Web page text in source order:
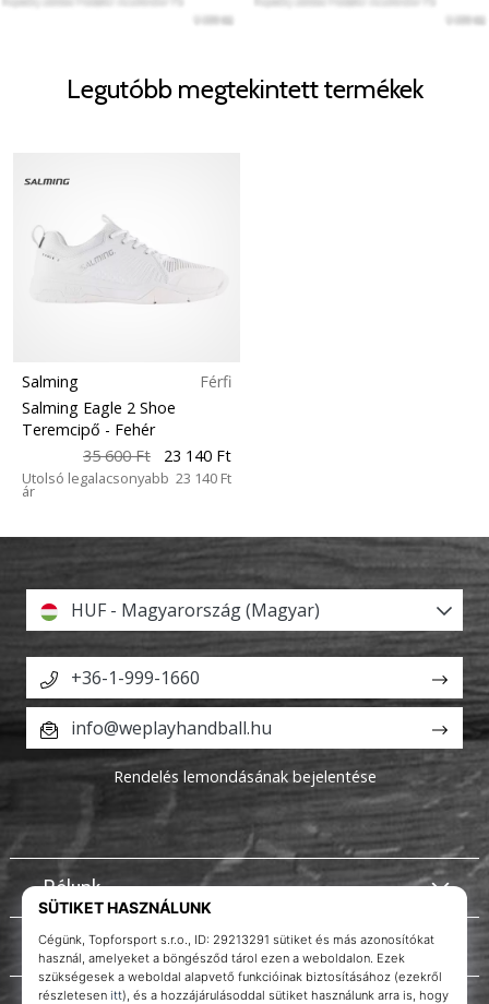
Legutóbb megtekintett termékek
Salming
Férfi
Salming Eagle 2 Shoe
Teremcipő - Fehér
35 600 Ft
23 140 Ft
Utolsó legalacsonyabb
ár
23 140 Ft
Rólunk
Ügyfélszolgálat
HUF - Magyarország (Magyar)
+36-1-999-1660
info@weplayhandball.hu
Rendelés lemondásának bejelentése